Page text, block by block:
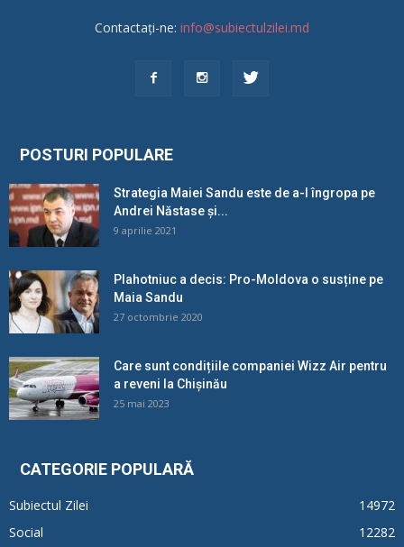
Contactați-ne: info@subiectulzilei.md
POSTURI POPULARE
Strategia Maiei Sandu este de a-l îngropa pe
Andrei Năstase și...
9 aprilie 2021
Plahotniuc a decis: Pro-Moldova o susține pe
Maia Sandu
27 octombrie 2020
Care sunt condițiile companiei Wizz Air pentru
a reveni la Chișinău
25 mai 2023
CATEGORIE POPULARĂ
Subiectul Zilei
14972
Social
12282